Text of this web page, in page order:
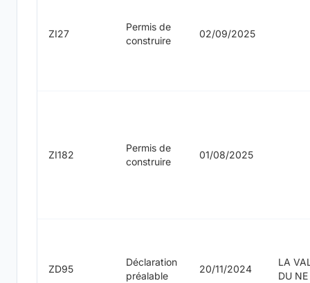
ZI27
Permis de
construire
02/09/2025
ZI182
Permis de
construire
01/08/2025
ZD95
Déclaration
préalable
20/11/2024
LA
DU NE